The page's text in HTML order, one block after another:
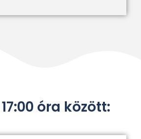
óra között: